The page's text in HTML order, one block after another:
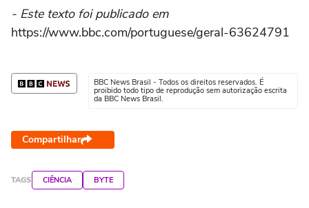
- Este texto foi publicado em
https://www.bbc.com/portuguese/geral-63624791
BBC News Brasil - Todos os direitos reservados. É
proibido todo tipo de reprodução sem autorização escrita
da BBC News Brasil.
Compartilhar
TAGS CIÊNCIA BYTE